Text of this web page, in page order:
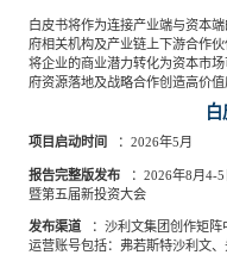
白皮书将作为连接产业端与资本
府相关机构及产业链上下游合作
将企业的商业潜力转化为资本市
府资源落地及战略合作创造高价值
白
项目启动时间 ： 2026年5月
报告完整版发布 ： 2026年8月4-
暨第五届新投资大会
发布渠道
：沙利文集团创作矩阵
运营账号包括：弗若斯特沙利文